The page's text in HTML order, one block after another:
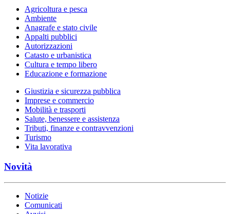
Agricoltura e pesca
Ambiente
Anagrafe e stato civile
Appalti pubblici
Autorizzazioni
Catasto e urbanistica
Cultura e tempo libero
Educazione e formazione
Giustizia e sicurezza pubblica
Imprese e commercio
Mobilità e trasporti
Salute, benessere e assistenza
Tributi, finanze e contravvenzioni
Turismo
Vita lavorativa
Novità
Notizie
Comunicati